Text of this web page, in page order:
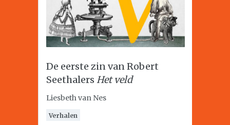
De eerste zin van Robert
Seethalers Het veld
Liesbeth van Nes
Verhalen